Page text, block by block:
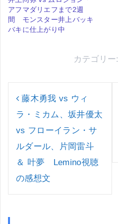
アフマダリエフまで2週
間 モンスター井上バッキ
バキに仕上がり中
カテゴリー:
稿
ナ
ゲ
シ
ン
藤木勇我 vs ウィ
ラ・ミカム、坂井優太
vs フローイラン・サ
ルダール、片岡雷斗
＆ 叶夢 Lemino視聴
の感想文